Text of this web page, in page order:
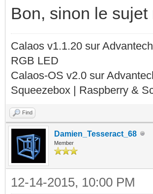
Bon, sinon le
Calaos v1.1.20 sur
RGB LED
Calaos-OS v2.0 sur
Squeezebox | Raspberry &
Find
Damien_Tesseract_68
Member
12-14-2015, 10:00 PM